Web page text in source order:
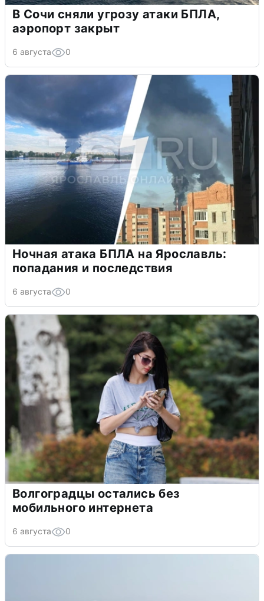
В Сочи сняли угрозу атаки БПЛА,
аэропорт закрыт
6 августа 0
Ночная атака БПЛА на Ярославль:
попадания и последствия
6 августа 0
Волгоградцы остались без
мобильного интернета
6 августа 0